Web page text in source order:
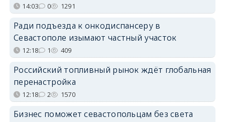
14:03 0 1291
Ради подъезда к онкодиспансеру в
Севастополе изымают частный участок
12:18 1 409
Российский топливный рынок ждёт глобальная
перенастройка
12:18 2 1570
Бизнес поможет севастопольцам без света